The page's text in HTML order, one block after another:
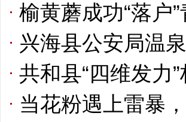
榆黄蘑成功“落户
兴海县公安局温
共和县“四维发力
当花粉遇上雷暴